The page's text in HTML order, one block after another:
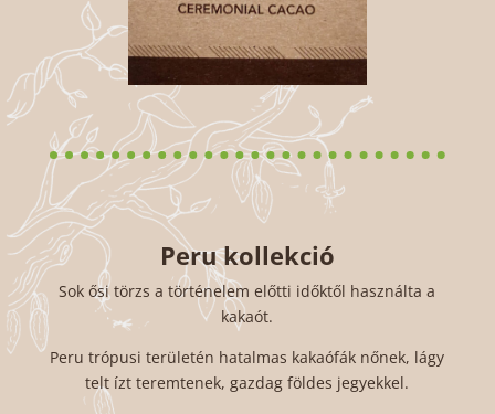
Peru kollekció
Sok ősi törzs a történelem előtti időktől használta a
kakaót.
Peru trópusi területén hatalmas kakaófák nőnek, lágy
telt ízt teremtenek, gazdag földes jegyekkel.